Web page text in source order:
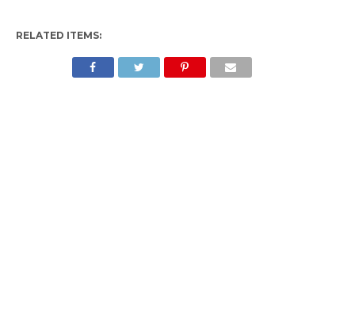
RELATED ITEMS: